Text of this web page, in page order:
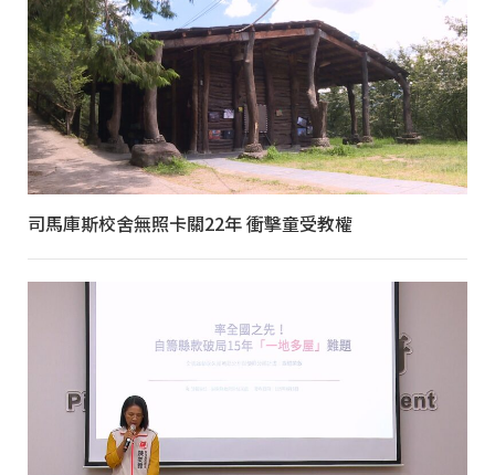
司馬庫斯校舍無照卡關22年 衝擊童受教權